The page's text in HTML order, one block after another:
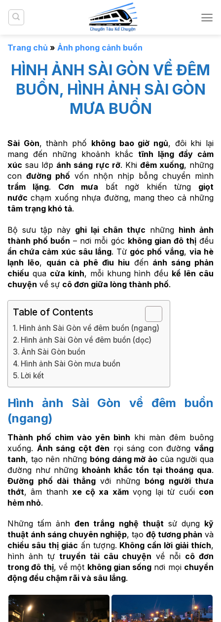
qua
dungTrang chủ » Ảnh phong cảnh buồn
HÌNH ẢNH SÀI GÒN VỀ ĐÊM
BUỒN, HÌNH ẢNH SÀI GÒN
MƯA BUỒN
Sài Gòn, thành phố không bao giờ ngủ, đôi khi lại
mang đến những khoảnh khắc tĩnh lặng đầy cảm
xúc sau lớp ánh sáng rực rỡ. Khi đêm xuống, những
con đường phố vốn nhộn nhịp bỗng chuyển mình
trầm lặng. Cơn mưa bất ngờ khiến từng giọt
nước chạm xuống nhựa đường, mang theo cả những
tâm trạng khó tả.
Bộ sưu tập này ghi lại chân thực những hình ảnh
thành phố buồn – nơi mỗi góc không gian đô thịđều
ẩn chứa cảm xúc sâu lắng. Từ góc phố vắng, vỉa hè
lạnh lẽo, quán cà phê đìu hiu đến ánh sáng phản
chiếu qua cửa kính, mỗi khung hình đều kể lên câu
chuyện về sự cô đơn giữa lòng thành phố.
Table of Contents
Hình ảnh Sài Gòn về đêm buồn (ngang)
Hình ảnh Sài Gòn về đêm buồn (dọc)
Ảnh Sài Gòn buồn
Hình ảnh Sài Gòn mưa buồn
Lời kết
Hình ảnh Sài Gòn về đêm buồn
(ngang)
Thành phố chìm vào yên bình khi màn đêm buông
xuống. Ánh sáng cột đèn rọi sáng con đườngvắng
tanh, tạo nên những bóng dáng mờ ảocủa người qua
đường như những khoảnh khắc tồn tại thoáng qua.
Đường phố dài thẳngvới những bóng người thưa
thớt, âm thanh xe cộ xa xămvọng lại từ cuối con
hẻm nhỏ.
Những tấm ảnhđen trắng nghệ thuậtsử dụng kỹ
thuật ánh sáng chuyên nghiệp, tạo độ tương phản và
chiều sâu thị giác ấn tượng. Không cần lời giải thích,
hình ảnh tự truyền tải câu chuyện về nỗi cô đơn
trong đô thị, về một không gian sống nơi mọi chuyển
động đều chậm rãi và sâu lắng.